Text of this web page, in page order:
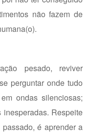
não fazem de
pesado, reviver
perguntar onde tudo
ondas silenciosas;
Respeite
é aprender a